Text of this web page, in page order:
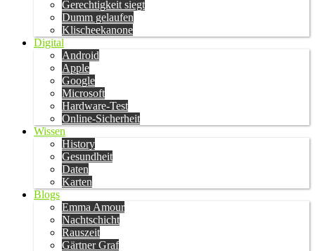
Gerechtigkeit siegt
Dumm gelaufen
Klischeekanone
Digital
Android
Apple
Google
Microsoft
Hardware-Test
Online-Sicherheit
Wissen
History
Gesundheit
Daten
Karten
Blogs
Emma Amour
Nachtschicht
Rauszeit
Gärtner Graf